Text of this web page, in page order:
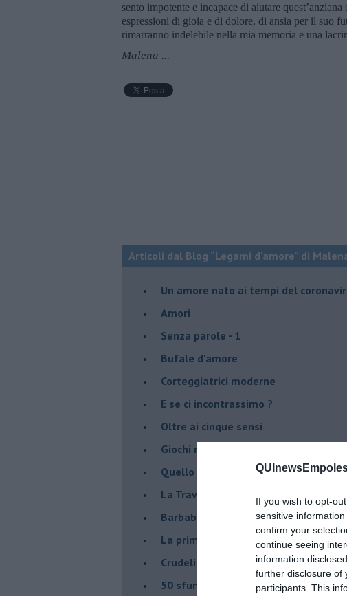
If you wish to opt-
sensitive
confirm your
continue seeing
information
further disclosure of
participants. This
sento impotente e incapace di aiutare
espressioni di gioia e di dolore, di ansia per il suo
rimarranno indelebile nella mia memoria e una
Malena ...
Articoli dal Blog “Legami d'amore” di
Un amore nato ai tempi del
Amori
Senza parole - 1
Bufale d'amore
Corteggiatrici moderne
E se ci incontrassimo ?
Oltre ai cinque sensi
Giochi nel bosco
Quello che vogliono le donne
La Traviata in versione moderna
Barbablù
La prima volta
Crudelia De Mon
50 sfumature di uomini